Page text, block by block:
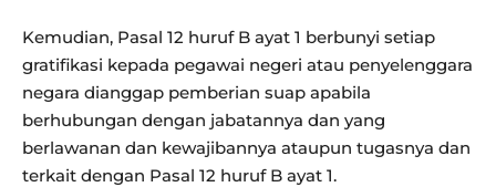
Kemudian, Pasal 12 huruf B ayat 1 berbunyi setiap
gratifikasi kepada pegawai negeri atau penyelenggara
negara dianggap pemberian suap apabila
berhubungan dengan jabatannya dan yang
berlawanan dan kewajibannya ataupun tugasnya dan
terkait dengan Pasal 12 huruf B ayat 1.